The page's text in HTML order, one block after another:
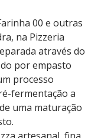
00 e outras
na Pizzeria
através do
por empasto
processo
fermentação a
uma maturação